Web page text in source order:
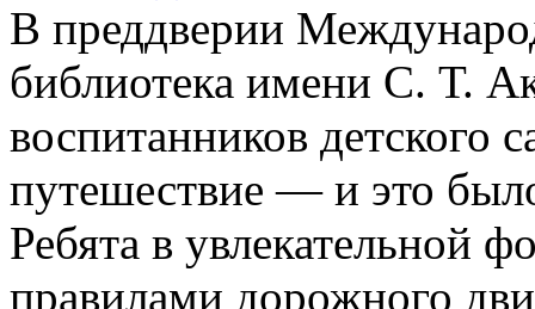
В преддверии
библиотека имени С. Т.
воспитанников детского
путешествие — и это
Ребята в увлекательной
правилами дорожного